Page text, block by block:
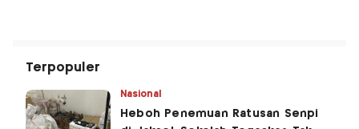
Terpopuler
Nasional
Heboh Penemuan Ratusan Senpi